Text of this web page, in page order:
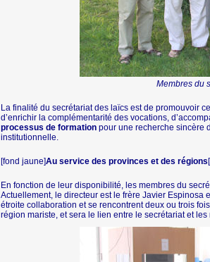
Membres du
La finalité du secrétariat des laïcs est de promouvoir
d’enrichir la complémentarité des vocations,
processus de formationpour une recherche sincère
institutionnelle.
[fond jaune]Au service des provinces et des régions
En fonction de leur disponibilité, les membres du
Actuellement, le directeur est le frère Javier Espinosa
étroite collaboration et se rencontrent deux ou trois
région mariste, et sera le lien entre le secrétariat et